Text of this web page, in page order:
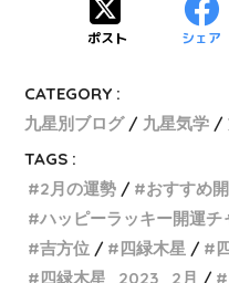
ポスト シェア
CATEGORY :
九星別ブログ
九星気学
TAGS :
2月の運勢
おすすめ
ハッピーラッキー開運チ
吉方位
四緑木星
四緑木星_2023_2月